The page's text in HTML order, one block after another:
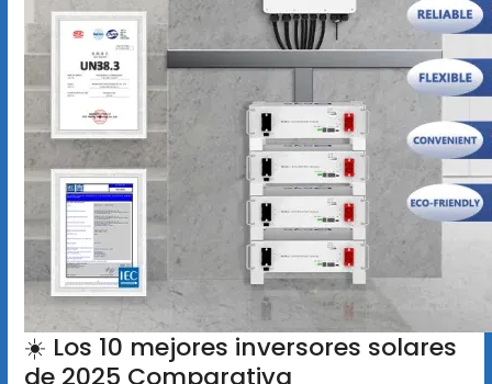
☀️ Los 10 mejores inversores solares
de 2025 Comparativa